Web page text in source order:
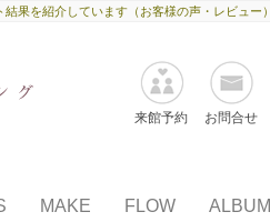
果を紹介しています（お客様の声・レビュー）
来館予約 お問合せ
MAKE FLOW ALBUM